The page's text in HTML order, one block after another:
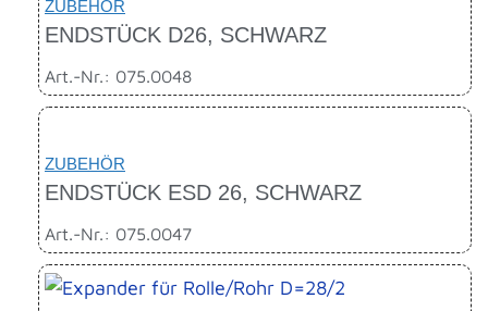
ZUBEHÖR
ENDSTÜCK D26, SCHWARZ
Art.-Nr.: 075.0048
ZUBEHÖR
ENDSTÜCK ESD 26, SCHWARZ
Art.-Nr.: 075.0047